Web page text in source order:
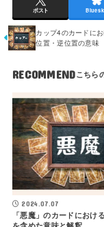
ポスト
カップ4のカードに
位置・逆位置の意味
RECOMMEND
2024.07.07
「悪魔」のカードにおけ